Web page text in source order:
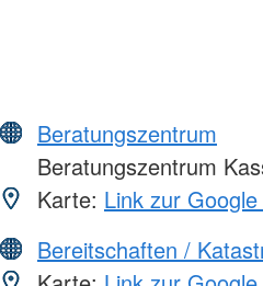
Beratungszentrum
Beratungszentrum
Karte: Link zur
Bereitschaften /